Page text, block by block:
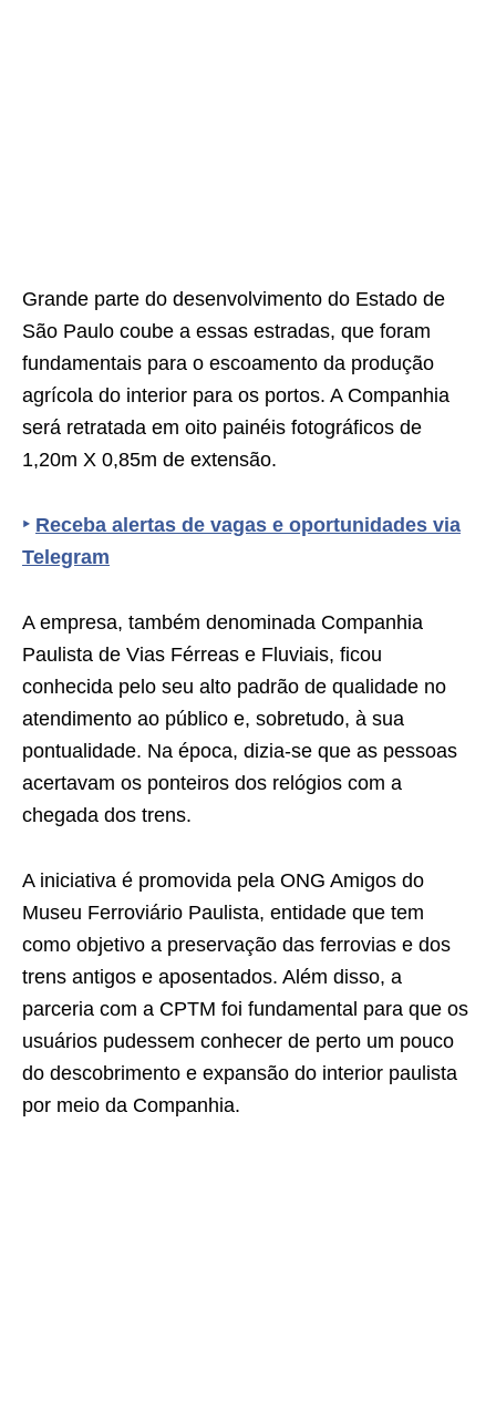
Grande parte do desenvolvimento do Estado de
São Paulo coube a essas estradas, que foram
fundamentais para o escoamento da produção
agrícola do interior para os portos. A Companhia
será retratada em oito painéis fotográficos de
1,20m X 0,85m de extensão.
‣ Receba alertas de vagas e oportunidades via
Telegram
A empresa, também denominada Companhia
Paulista de Vias Férreas e Fluviais, ficou
conhecida pelo seu alto padrão de qualidade no
atendimento ao público e, sobretudo, à sua
pontualidade. Na época, dizia-se que as pessoas
acertavam os ponteiros dos relógios com a
chegada dos trens.
A iniciativa é promovida pela ONG Amigos do
Museu Ferroviário Paulista, entidade que tem
como objetivo a preservação das ferrovias e dos
trens antigos e aposentados. Além disso, a
parceria com a CPTM foi fundamental para que os
usuários pudessem conhecer de perto um pouco
do descobrimento e expansão do interior paulista
por meio da Companhia.